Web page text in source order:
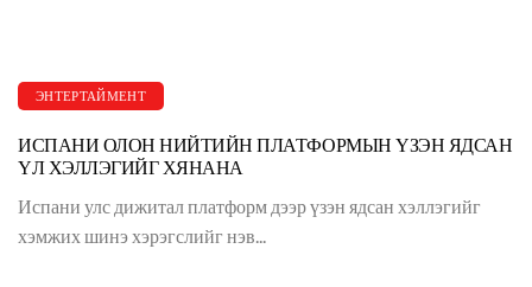
ЭНТЕРТАЙМЕНТ
ИСПАНИ ОЛОН НИЙТИЙН ПЛАТФОРМЫН ҮЗЭН ЯДСАН
ҮЛ ХЭЛЛЭГИЙГ ХЯНАНА
Испани улс дижитал платформ дээр үзэн ядсан хэллэгийг
хэмжих шинэ хэрэгслийг нэв...